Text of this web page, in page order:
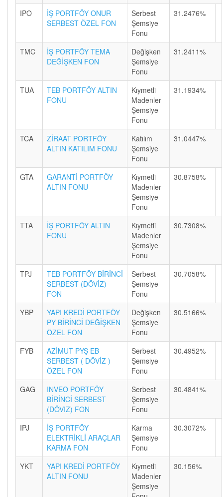
IPO
İŞ PORTFÖY ONUR
SERBEST ÖZEL FON
Serbest
Şemsiye
Fonu
31.2476%
TMC
İŞ PORTFÖY TEMA
DEĞİŞKEN FON
Değişken
Şemsiye
Fonu
31.2411%
TUA
TEB PORTFÖY ALTIN
FONU
Kıymetli
Madenler
Şemsiye
Fonu
31.1934%
TCA
ZİRAAT PORTFÖY
ALTIN KATILIM FONU
Katılım
Şemsiye
Fonu
31.0447%
GTA
GARANTİ PORTFÖY
ALTIN FONU
Kıymetli
Madenler
Şemsiye
Fonu
30.8758%
TTA
İŞ PORTFÖY ALTIN
FONU
Kıymetli
Madenler
Şemsiye
Fonu
30.7308%
TPJ
TEB PORTFÖY BİRİNCİ
SERBEST (DÖVİZ)
FON
Serbest
Şemsiye
Fonu
30.7058%
YBP
YAPI KREDİ PORTFÖY
PY BİRİNCİ DEĞİŞKEN
ÖZEL FON
Değişken
Şemsiye
Fonu
30.5166%
FYB
AZİMUT PYŞ EB
SERBEST ( DÖVİZ )
ÖZEL FON
Serbest
Şemsiye
Fonu
30.4952%
GAG
INVEO PORTFÖY
BİRİNCİ SERBEST
(DÖVIZ) FON
Serbest
Şemsiye
Fonu
30.4841%
IPJ
İŞ PORTFÖY
ELEKTRİKLİ ARAÇLAR
KARMA FON
Karma
Şemsiye
Fonu
30.3072%
YKT
YAPI KREDİ PORTFÖY
ALTIN FONU
Kıymetli
Madenler
Şemsiye
30.156%